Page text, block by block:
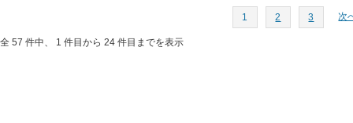
1 2 3 次
全 57 件中、 1 件目から 24 件目までを表示